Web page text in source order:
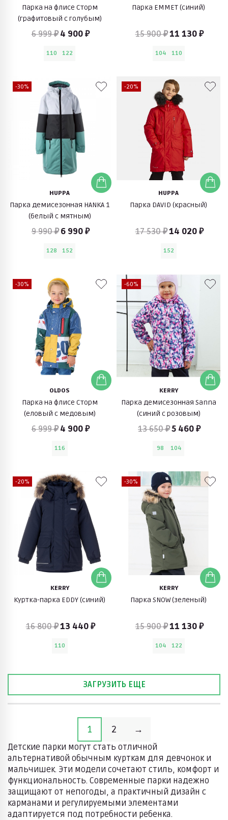
Парка на флисе Сторм
(графитовый с голубым)
6 999 ₽ 4 900 ₽
110 122
Парка EMMET (синий)
15 900 ₽11 130 ₽
104 110
-30%
HUPPA
Парка демисезонная HANKA 1
(белый с мятным)
9 990 ₽ 6 990 ₽
128 152
-20%
HUPPA
Парка DAVID (красный)
17 530 ₽14 020 ₽
152
-30%
OLDOS
Парка на флисе Сторм
(еловый с медовым)
6 999 ₽ 4 900 ₽
116
-60%
KERRY
Парка демисезонная Sanna
(синий с розовым)
13 650 ₽5 460 ₽
98 104
-20%
KERRY
Куртка-парка EDDY (синий)
16 800 ₽13 440 ₽
110
-30%
KERRY
Парка SNOW (зеленый)
15 900 ₽11 130 ₽
104 122
ЗАГРУЗИТЬ ЕЩЕ
1 2 →
Детские парки могут стать отличной
альтернативой обычным курткам для девчонок и
мальчишек. Эти модели сочетают стиль, комфорт и
функциональность. Современные парки надежно
защищают от непогоды, а практичный дизайн с
карманами и регулируемыми элементами
адаптируется под потребности ребенка.